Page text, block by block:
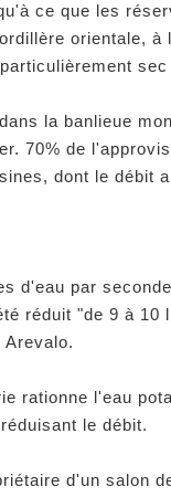
ce que les
orientale,
sec
la banlieue
70% de
dont le débit
d'eau par
réduit "de 9 à 10
Arevalo.
rationne l'eau
le débit.
d'un salon